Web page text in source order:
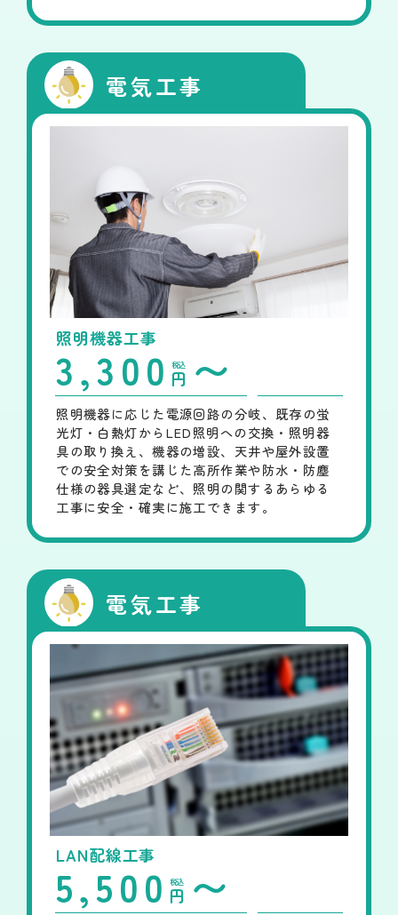
電気工事
照明機器工事
3,300 円 〜
税込
照明機器に応じた電源回路の分岐、既存の蛍
光灯・白熱灯からLED照明への交換・照明器
具の取り換え、機器の増設、天井や屋外設置
での安全対策を講じた高所作業や防水・防塵
仕様の器具選定など、照明の関するあらゆる
工事に安全・確実に施工できます。
電気工事
LAN配線工事
5,500 円 〜
税込